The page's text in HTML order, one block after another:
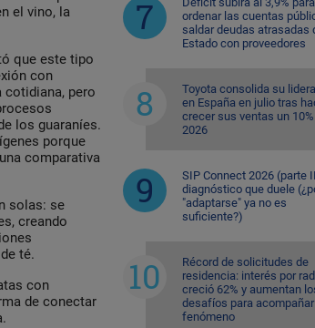
el vino, la
que este tipo
con
cotidiana, pero
los guaraníes.
porque
comparativa
solas: se
creando
té.
con
de conectar
ordenar las cuentas
saldar deudas atrasadas
Estado con proveedores
Toyota consolida su
en España en julio tras
crecer sus ventas un
2026
SIP Connect 2026 (parte
diagnóstico que duele
"adaptarse" ya no es
suficiente?)
Récord de solicitudes de
residencia: interés por
creció 62% y aumentan
desafíos para
fenómeno